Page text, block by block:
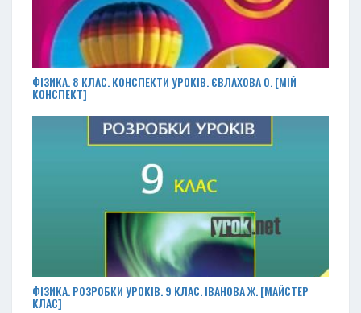
ФІЗИКА. 8 КЛАС. КОНСПЕКТИ УРОКІВ. ЄВЛАХОВА О. [МІЙ
КОНСПЕКТ]
ФІЗИКА. РОЗРОБКИ УРОКІВ. 9 КЛАС. ІВАНОВА Ж. [МАЙСТЕР
КЛАС]